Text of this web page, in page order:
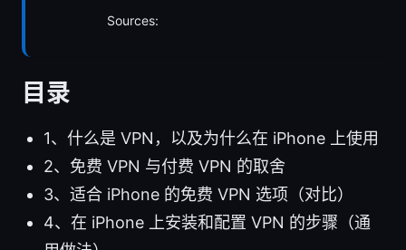
Sources:
目录
1、什么是 VPN，以及为什么在 iPhone 上使用
2、免费 VPN 与付费 VPN 的取舍
3、适合 iPhone 的免费 VPN 选项（对比）
4、在 iPhone 上安装和配置 VPN 的步骤（通